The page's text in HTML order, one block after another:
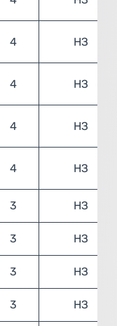
4 НЗ
4 НЗ
4 НЗ
4 НЗ
3 НЗ
3 НЗ
3 НЗ
3 НЗ